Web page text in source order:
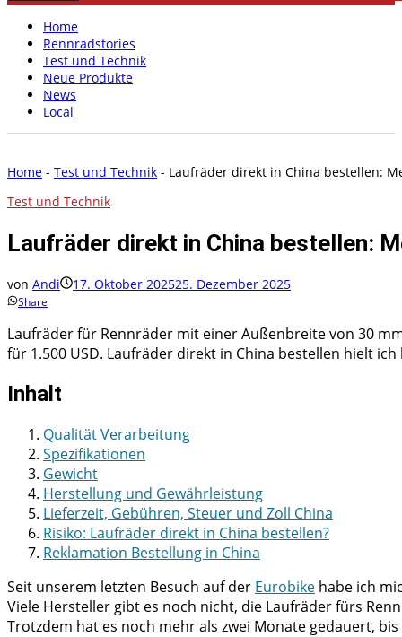
Menü
Home
Rennradstories
Test und Technik
Neue Produkte
News
Local
Home - Test und Technik - Laufräder direkt in China bestellen:
Test und Technik
Laufräder direkt in China bestellen:
von Andi 17. Oktober 202525. Dezember 2025
Share
Laufräder für Rennräder mit einer Außenbreite von 30
für 1.500 USD. Laufräder direkt in China bestellen hielt
Inhalt
Qualität Verarbeitung
Spezifikationen
Gewicht
Herstellung und Gewährleistung
Lieferzeit, Gebühren, Steuer und Zoll China
Risiko: Laufräder direkt in China bestellen?
Reklamation Bestellung in China
Seit unserem letzten Besuch auf der Eurobike habe ich
Viele Hersteller gibt es noch nicht, die Laufräder fürs
Trotzdem hat es noch mehr als zwei Monate gedauert,